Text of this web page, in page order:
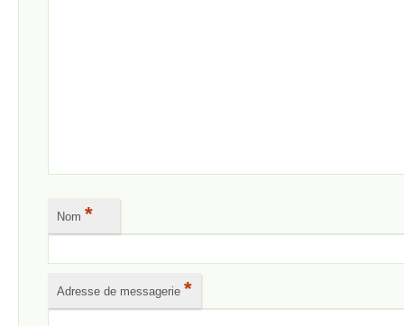
Nom *
Adresse de messagerie *